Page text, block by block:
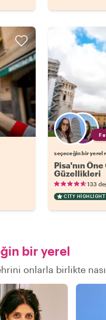
seçeceğin bir yerel
Pisa'nın Öne
Güzellikleri
133
CITY HIGHLIGHT
bir yerel
onlarla birlikte